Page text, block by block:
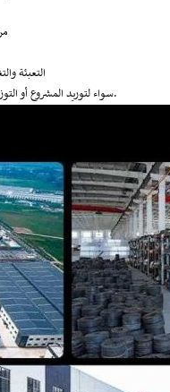
التعبئة
سواء لتوريد المشروع أو التوزيع الإقليمي، فإننا نضمن حلول التسليم عالية الكفاءة ومنخفضة المخاطر.